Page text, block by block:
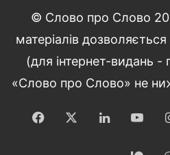
© Слово про Слово
матеріалів
(для інтернет-видань -
«Слово про Слово» не
Facebook LinkedIn